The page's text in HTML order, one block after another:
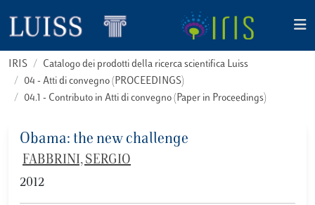
IRIS
Catalogo dei prodotti della ricerca scientifica Luiss
04 - Atti di convegno (PROCEEDINGS)
04.1 - Contributo in Atti di convegno (Paper in Proceedings)
Obama: the new challenge
FABBRINI, SERGIO
2012